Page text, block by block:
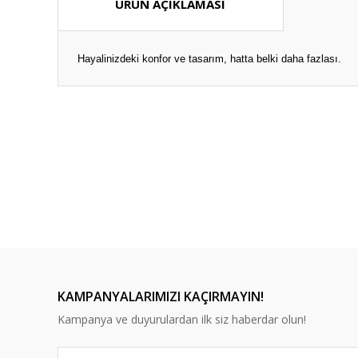
ÜRÜN AÇIKLAMASI
Hayalinizdeki konfor ve tasarım, hatta belki daha fazlası.
Logo Tekli Koltuk
Logo İkili Koltuk
KAMPANYALARIMIZI KAÇIRMAYIN!
Kampanya ve duyurulardan ilk siz haberdar olun!